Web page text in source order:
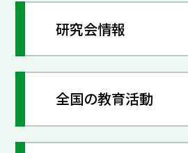
研究会情報
全国の教育活動